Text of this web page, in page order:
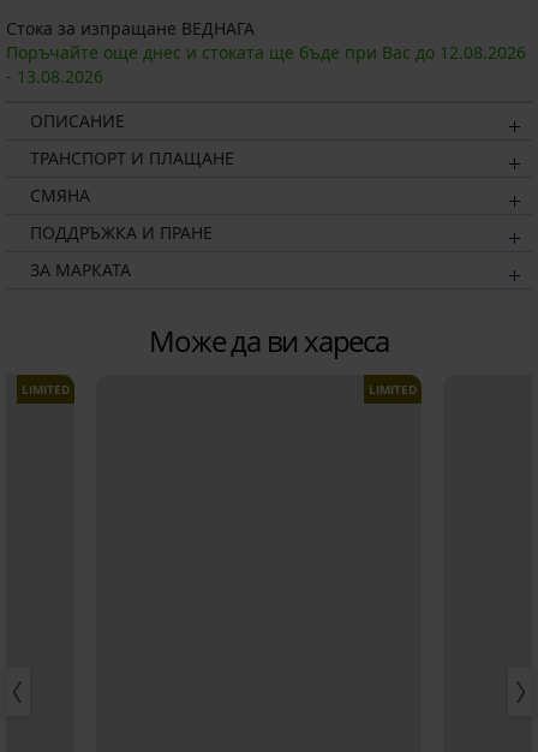
Стока за изпращане ВЕДНАГА
Поръчайте още днес и стоката ще бъде при Вас до 12.08.2026
- 13.08.2026
ОПИСАНИЕ
ТРАНСПОРТ И ПЛАЩАНЕ
СМЯНА
ПОДДРЪЖКА И ПРАНЕ
ЗА МАРКАТА
Може да ви хареса
LIMITED LIMITED